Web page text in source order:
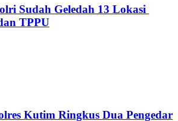
Sudah Geledah 13 Lokasi
TPPU
Kutim Ringkus Dua Pengedar